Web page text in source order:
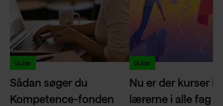
Guide
Sådan søger du
Kompetence-fonden
Guide
Nu er der kurser
lærerne i alle fag